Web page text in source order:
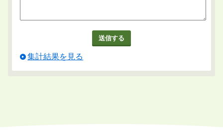
集計結果を見る